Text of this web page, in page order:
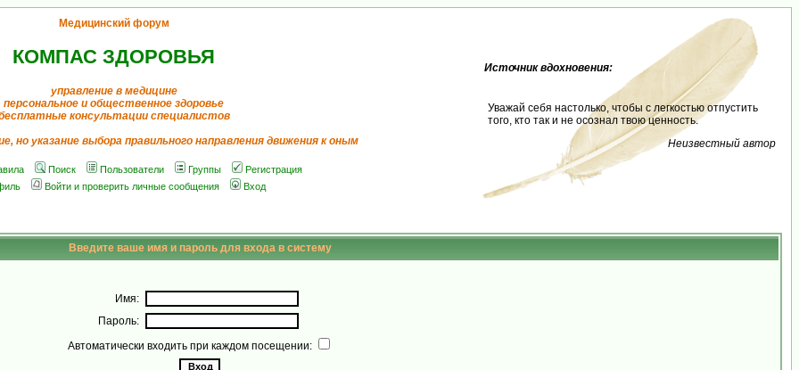
Медицинский форум
КОМПАС ЗДОРОВЬЯ
управление в медицине
персональное и общественное здоровье
консультации специалистов
но указание выбора правильного направления движения к оным
Поиск Пользователи Группы
Регистрация
Войти и проверить личные сообщения Вход
Источник вдохновения:
Уважай себя настолько, чтобы с легкостью отпустить
того, кто так и не осознал твою ценность.
Неизвестный автор
Введите ваше имя и пароль для входа в систему
Имя:
Пароль:
Автоматически входить при каждом посещении: